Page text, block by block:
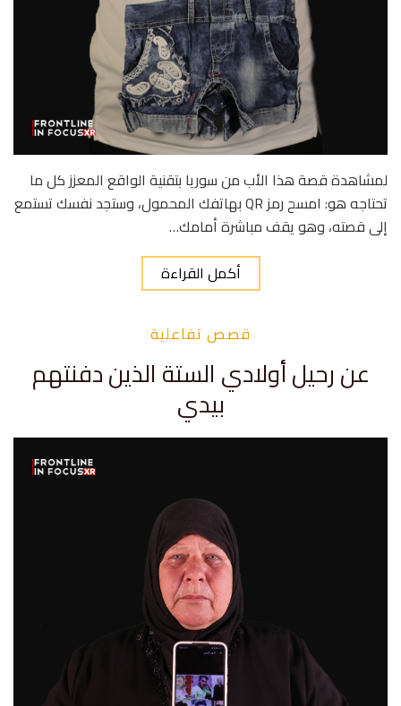
لمشاهدة قصة هذا الأب من سوريا بتقنية الواقع المعزز كل ما
تحتاجه هو: امسح رمز QR بهاتفك المحمول، وستجد نفسك تستمع
إلى قصته، وهو يقف مباشرة أمامك…
أكمل القراءة
قصص تفاعلية
عن رحيل أولادي الستة الذين دفنتهم
بيدي